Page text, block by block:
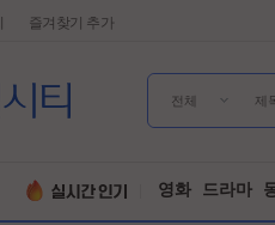
즐겨찾기 추가
전체 제
영화 드라마